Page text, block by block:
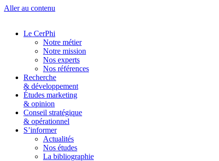
Aller au contenu
Le CerPhi
Notre métier
Notre mission
Nos experts
Nos références
Recherche
& développement
Études marketing
& opinion
Conseil stratégique
& opérationnel
S’informer
Actualités
Nos études
La bibliographie